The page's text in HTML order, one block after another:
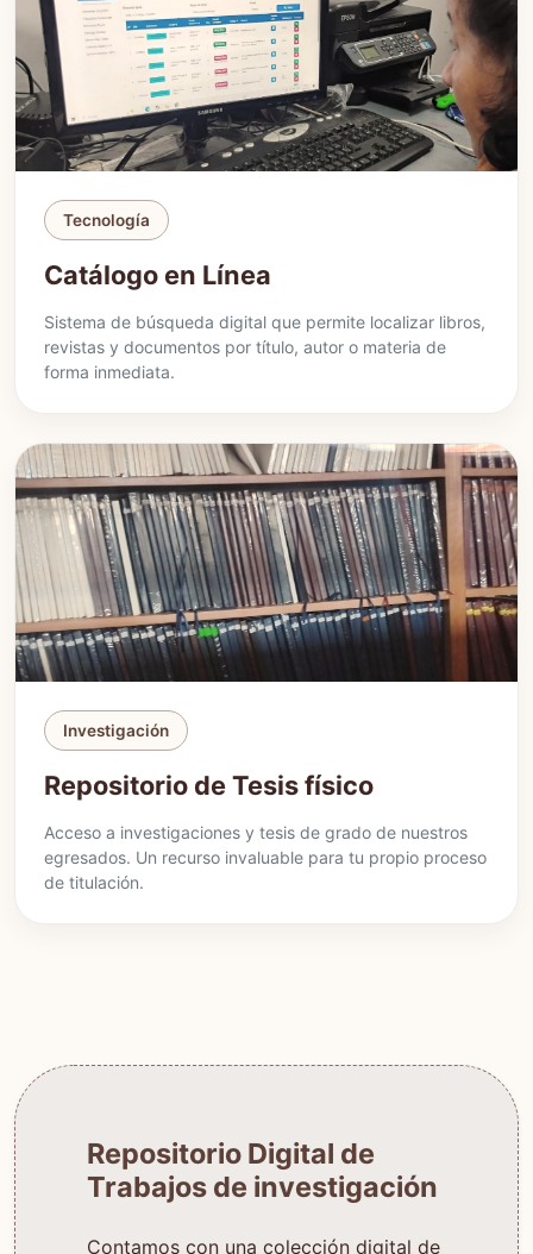
Tecnología
Catálogo en Línea
Sistema de búsqueda digital que permite localizar libros,
revistas y documentos por título, autor o materia de
forma inmediata.
Investigación
Repositorio de Tesis físico
Acceso a investigaciones y tesis de grado de nuestros
egresados. Un recurso invaluable para tu propio proceso
de titulación.
Repositorio Digital de
Trabajos de investigación
Contamos con una colección digital de